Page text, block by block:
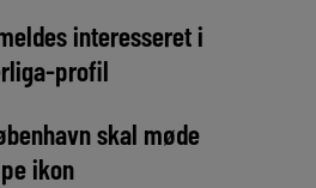
interesseret i
profil
skal møde
ikon